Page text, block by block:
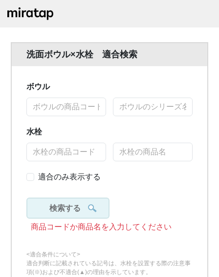
洗面ボウル×水栓 適合検索
ボウル
水栓
適合のみ表示する
検索する
商品コードか商品名を入力してください
<適合条件について>
適合判断に記載されている記号は、水栓を設置する際の注意事
項(※)および不適合(▲)の理由を示しています。